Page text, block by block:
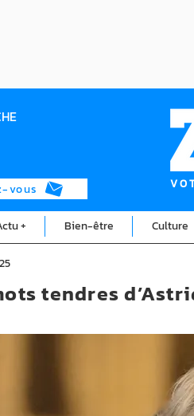
vous
+ Bien-être Culture
tendres